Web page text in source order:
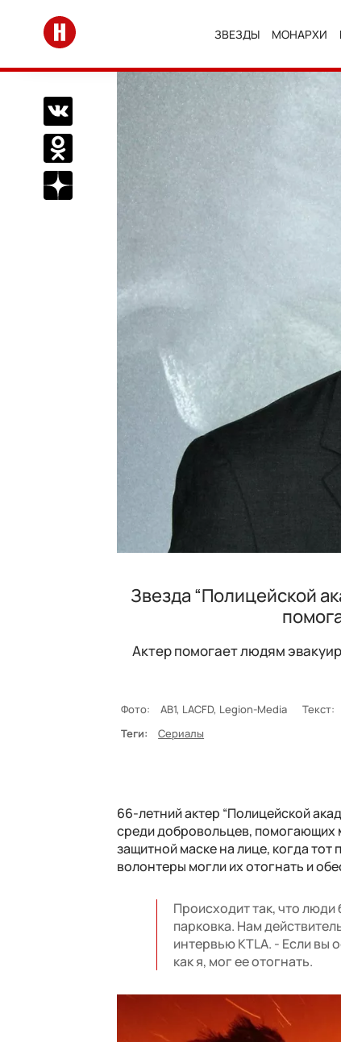
Перейти на главную
ЗВЕЗДЫ МОНАРХИ
Поделиться Вконтакте
Поделиться в Одноклассниках
Подписаться на нас в Дзен
Звезда “Полицейской
Актер помогает людям
Фото: AB1, LACFD, Legion-Media Текст:
Теги:
Сериалы
66-летний актер “Полицейской
среди добровольцев, помогающих
защитной маске на лице, когда
волонтеры могли их отогнать и
Происходит так, что люди
парковка. Нам
интервью KTLA. - Если вы
как я, мог ее отогнать.